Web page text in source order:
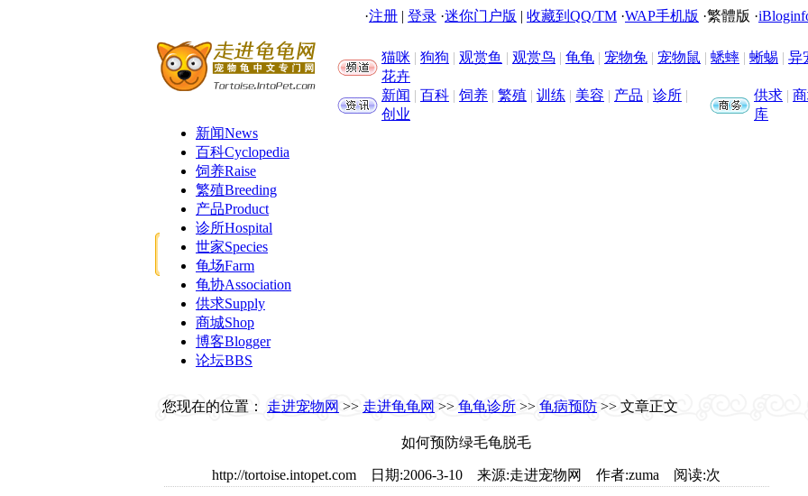
·注册 | 登录 ·迷你门户版 | 收藏到QQ/TM ·WAP手机版 ·繁體版 ·
猫咪 | 狗狗 | 观赏鱼 | 观赏鸟 | 龟龟 | 宠物兔 | 宠物鼠 | 蟋蟀 | 蜥蜴 | 异
花卉
新闻 | 百科 | 饲养 | 繁殖 | 训练 | 美容 | 产品 | 诊所 |
创业
供求 |
库
新闻News
百科Cyclopedia
饲养Raise
繁殖Breeding
产品Product
诊所Hospital
世家Species
龟场Farm
龟协Association
供求Supply
商城Shop
博客Blogger
论坛BBS
您现在的位置： 走进宠物网 >> 走进龟龟网 >> 龟龟诊所 >> 龟病预防 >> 文章正文
如何预防绿毛龟脱毛
http://tortoise.intopet.com 日期:2006-3-10 来源:走进宠物网 作者:zuma 阅读:次